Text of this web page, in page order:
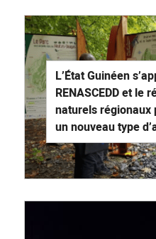
L’État Guinéen
RENASCEDD et le
naturels
un nouveau type